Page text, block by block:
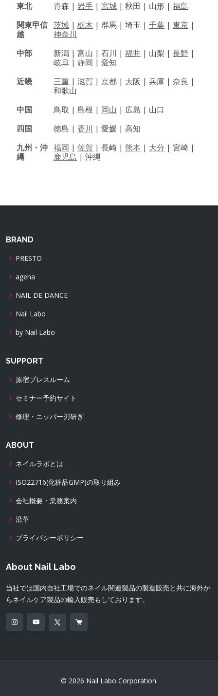
東北
青森 | 岩手 | 宮城 | 秋田 | 山形 | 福島
関東甲信
越
茨城 | 栃木 | 群馬 | 埼玉 | 千葉 | 東京 |
神奈川
中部
新潟 | 富山 | 石川 | 福井 | 山梨 | 長野 |
岐阜 | 静岡 | 愛知
近畿
三重 | 滋賀 | 京都 | 大阪 | 兵庫 | 奈良 |
和歌山
中国
鳥取 | 島根 | 岡山 | 広島 | 山口
四国
徳島 | 香川 | 愛媛 | 高知
九州・沖
縄
福岡 | 佐賀 | 長崎 | 熊本 | 大分 | 宮崎 |
鹿児島 | 沖縄
BRAND
PRESTO
ageha
NAIL DE DANCE
Nail Labo
by Nail Labo
SUPPORT
原宿プレスルーム
セミナー予約サイト
修理・ニッパー刃研ぎ
ABOUT
ネイルラボとは
ISO22716(化粧品GMP)の取り組み
会社概要・業務案内
沿革
プライバシーポリシー
About Nail Labo
当社では国内自社工場でのネイル関連製品の製造販売と共に海外か
らネイルケア製品の輸入販売もしております。
© 2026 Nail Labo Corporation.